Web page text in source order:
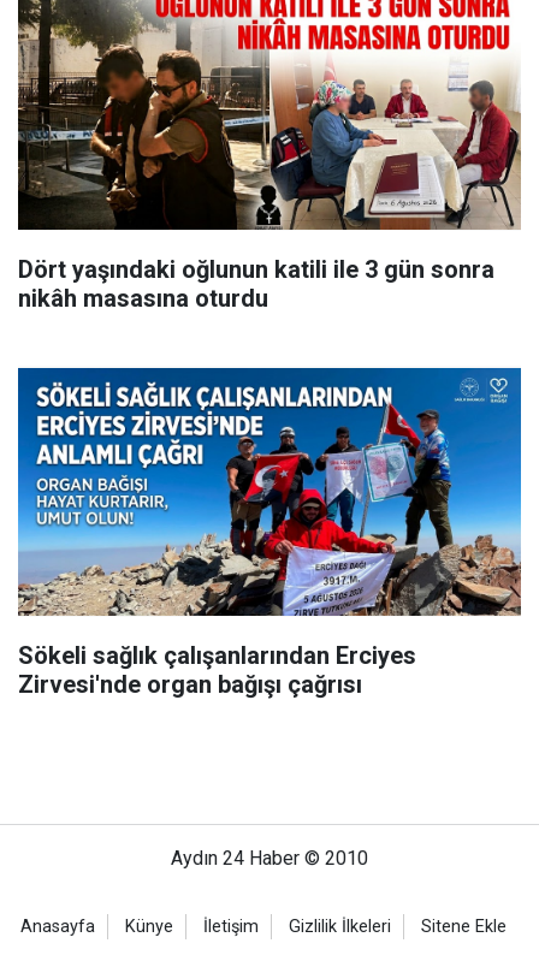
Dört yaşındaki oğlunun katili ile 3 gün sonra
nikâh masasına oturdu
Sökeli sağlık çalışanlarından Erciyes
Zirvesi'nde organ bağışı çağrısı
Aydın 24 Haber © 2010
Anasayfa Künye İletişim Gizlilik İlkeleri Sitene Ekle